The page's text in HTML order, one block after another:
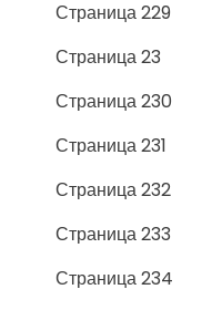
Страница 229
Страница 23
Страница 230
Страница 231
Страница 232
Страница 233
Страница 234